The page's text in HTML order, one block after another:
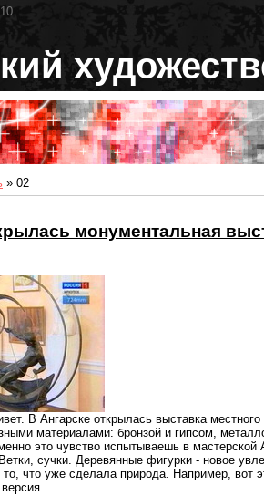
» 02
монументальная
В Ангарске открылась выставка
материалами: бронзой и гипсом,
это чувство испытываешь в
сучки. Деревянные фигурки - новое
то, что уже сделала природа. Например, вот